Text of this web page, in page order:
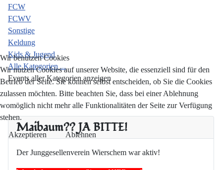
Maibaum?? JA BITTE!
Der Junggesellenverein Wierschem war aktiv!
FCW
FCWV
Sonstige
Keldung
Kids & Jugend
Alle Kategorien ...
Events aller Kategorien anzeigen
Wir benutzen Cookies
Wir nutzen Cookies auf unserer Website, die essenziell sind für den
Betrieb der Seite. Sie können selbst entscheiden, ob Sie die Cookies
zulassen möchten. Bitte beachten Sie, dass bei einer Ablehnung
womöglich nicht mehr alle Funktionalitäten der Seite zur Verfügung
stehen.
Akzeptieren Ablehnen